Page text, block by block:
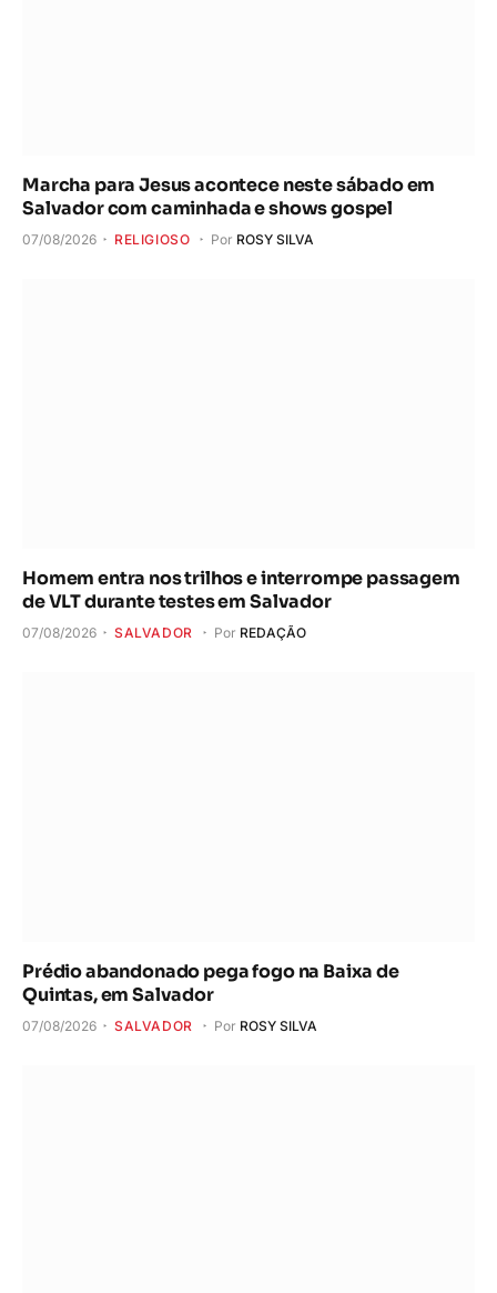
Marcha para Jesus acontece neste sábado em
Salvador com caminhada e shows gospel
07/08/2026 RELIGIOSO Por ROSY SILVA
Homem entra nos trilhos e interrompe passagem
de VLT durante testes em Salvador
07/08/2026 SALVADOR Por REDAÇÃO
Prédio abandonado pega fogo na Baixa de
Quintas, em Salvador
07/08/2026 SALVADOR Por ROSY SILVA